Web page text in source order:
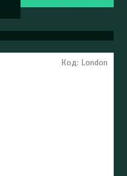
Код: London